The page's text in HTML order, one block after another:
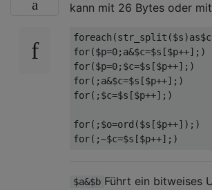
kann mit 26 Bytes oder
foreach (str_split ($s)as$c
for($p=0; a&$c=$s [$p++];)
for($p=0; $c=$s [$p++];)
for(; a&$c=$s [$p++];)
for(; $c=$s [$p++];)
for(; $o=ord ($s [$p++]);)
for(;~$c=$s [$p++];)
$a&$b Führt ein bitweises